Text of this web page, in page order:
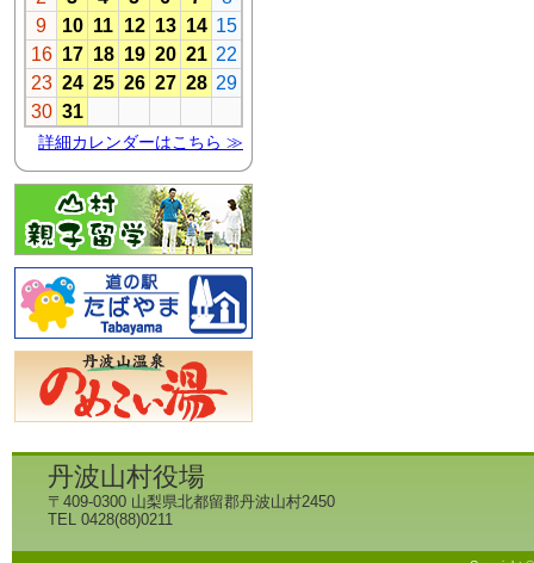
丹波山村役場
〒409-0300 山梨県北都留郡丹波山村2450
TEL 0428(88)0211